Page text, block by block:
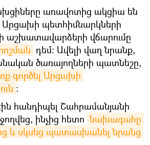
առավոտից ակցիա են
Արցախի պետհիմնարկների
աշխատավարձերի վճարումը
դեմ։ Ավելի վաղ նրանք,
ծառայողների պատնեշը,
գործել Արցախի
։
հանդիպել Շահրամանյանի
ինչից հետո նախագահը
և սկսեց պատասխանել նրանց